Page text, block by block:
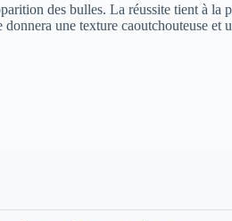
des bulles. La réussite tient à
une texture caoutchouteuse et